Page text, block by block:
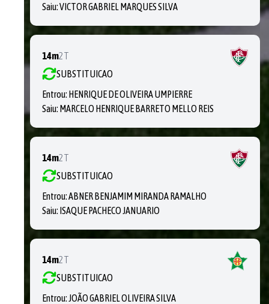
Saiu:VICTOR GABRIEL MARQUES SILVA
14m2T
SUBSTITUICAO
Entrou: HENRIQUE DE OLIVEIRA UMPIERRE
Saiu: MARCELO HENRIQUE BARRETO MELLO REIS
14m2T
SUBSTITUICAO
Entrou:ABNER BENJAMIM MIRANDA RAMALHO
Saiu: ISAQUE PACHECO JANUARIO
14m2T
SUBSTITUICAO
Entrou:JOÃO GABRIEL OLIVEIRA SILVA